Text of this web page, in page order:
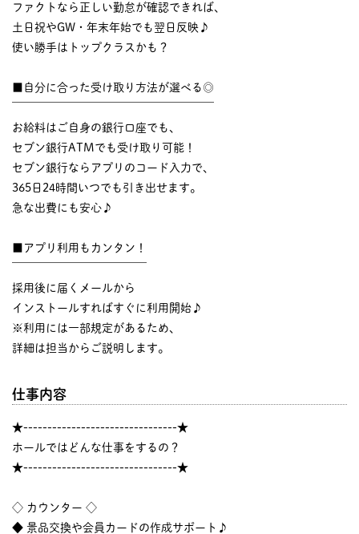
ファクトなら正しい勤怠が確認できれば、
土日祝やGW・年末年始でも翌日反映♪
使い勝手はトップクラスかも？
■自分に合った受け取り方法が選べる◎
お給料はご自身の銀行口座でも、
セブン銀行ATMでも受け取り可能！
セブン銀行ならアプリのコード入力で、
365日24時間いつでも引き出せます。
急な出費にも安心♪
■アプリ利用もカンタン！
採用後に届くメールから
インストールすればすぐに利用開始♪
※利用には一部規定があるため、
詳細は担当からご説明します。
仕事内容
★--------------------------------★
ホールではどんな仕事をするの？
★--------------------------------★
◇ カウンター ◇
◆ 景品交換や会員カードの作成サポート♪